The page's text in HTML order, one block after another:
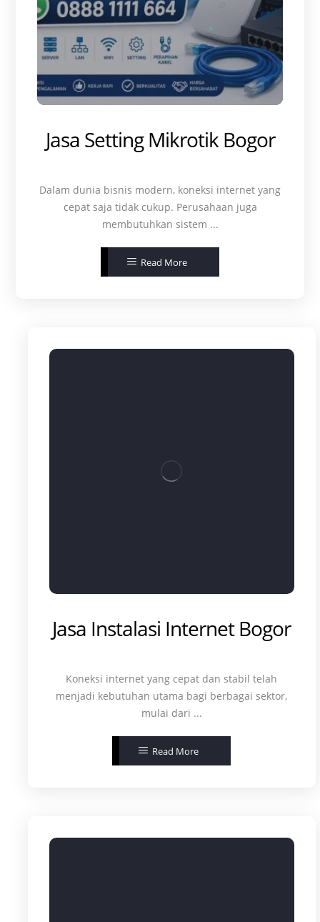
Jasa Setting Mikrotik Bogor
Dalam dunia bisnis modern, koneksi internet yang
cepat saja tidak cukup. Perusahaan juga
membutuhkan sistem ...
Read More
Jasa Instalasi Internet Bogor
Koneksi internet yang cepat dan stabil telah
menjadi kebutuhan utama bagi berbagai sektor,
mulai dari ...
Read More